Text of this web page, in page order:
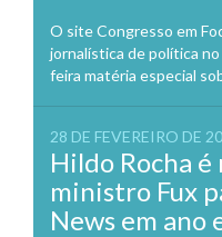
O site Congresso em
jornalística de política
feira matéria especial
28 DE FEVEREIRO DE
Hildo Rocha
ministro Fux
News em ano